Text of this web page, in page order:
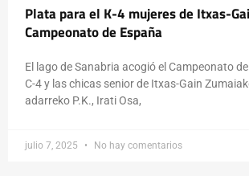
Plata para el K-4 mujeres de Itxas-
Campeonato de España
El lago de Sanabria acogió el Campeonato
C-4 y las chicas senior de Itxas-Gain
adarreko P.K., Irati Osa,
julio 7, 2025 No hay comentarios